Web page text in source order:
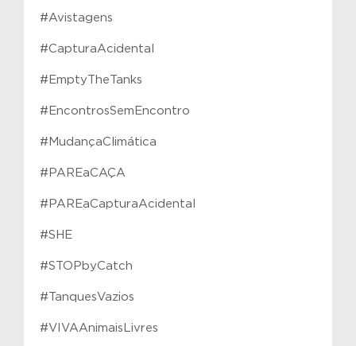
#Avistagens
#CapturaAcidental
#EmptyTheTanks
#EncontrosSemEncontro
#MudançaClimática
#PAREaCAÇA
#PAREaCapturaAcidental
#SHE
#STOPbyCatch
#TanquesVazios
#VIVAAnimaisLivres